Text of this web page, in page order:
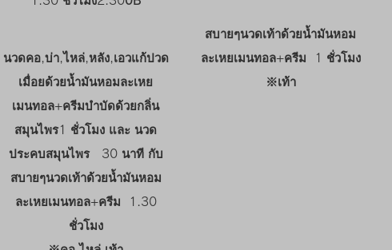
นวดคอ,บ่า,ไหล่,หลัง,เอวแก้ปวด
เมื่อยด้วยน้ำมันหอมละเหย
เมนทอล+ครีมบำบัดด้วยกลิ่น
สมุนไพร1 ชั่วโมง และ นวด
ประคบสมุนไพร 30 นาที กับ
สบายๆนวดเท้าด้วยน้ำมันหอม
ละเหยเมนทอล+ครีม 1.30
ชั่วโมง
สบายๆนวดเท้าด้วยน้ำมันหอม
ละเหยเมนทอล+ครีม 1 ชั่วโมง
​※เท้า